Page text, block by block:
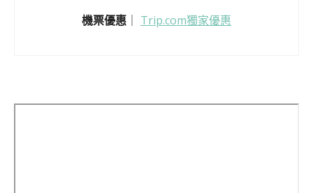
機票優惠 ｜ Trip.com獨家優惠